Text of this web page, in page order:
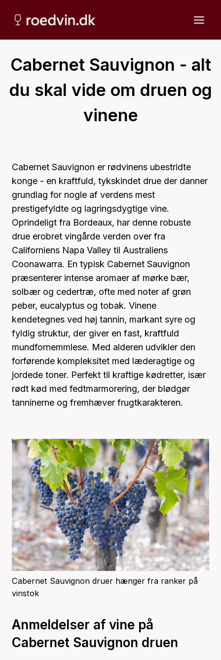
Cabernet Sauvignon - alt
du skal vide om druen og
vinene
Cabernet Sauvignon er rødvinens ubestridte
konge - en kraftfuld, tykskindet drue der danner
grundlag for nogle af verdens mest
prestigefyldte og lagringsdygtige vine.
Oprindeligt fra Bordeaux, har denne robuste
drue erobret vingårde verden over fra
Californiens Napa Valley til Australiens
Coonawarra. En typisk Cabernet Sauvignon
præsenterer intense aromaer af mørke bær,
solbær og cedertræ, ofte med noter af grøn
peber, eucalyptus og tobak. Vinene
kendetegnes ved høj tannin, markant syre og
fyldig struktur, der giver en fast, kraftfuld
mundfornemmlese. Med alderen udvikler den
forførende kompleksitet med læderagtige og
jordede toner. Perfekt til kraftige kødretter, især
rødt kød med fedtmarmorering, der blødgør
tanninerne og fremhæver frugtkarakteren.
Cabernet Sauvignon druer hænger fra ranker på
vinstok
Anmeldelser af vine på
Cabernet Sauvignon druen